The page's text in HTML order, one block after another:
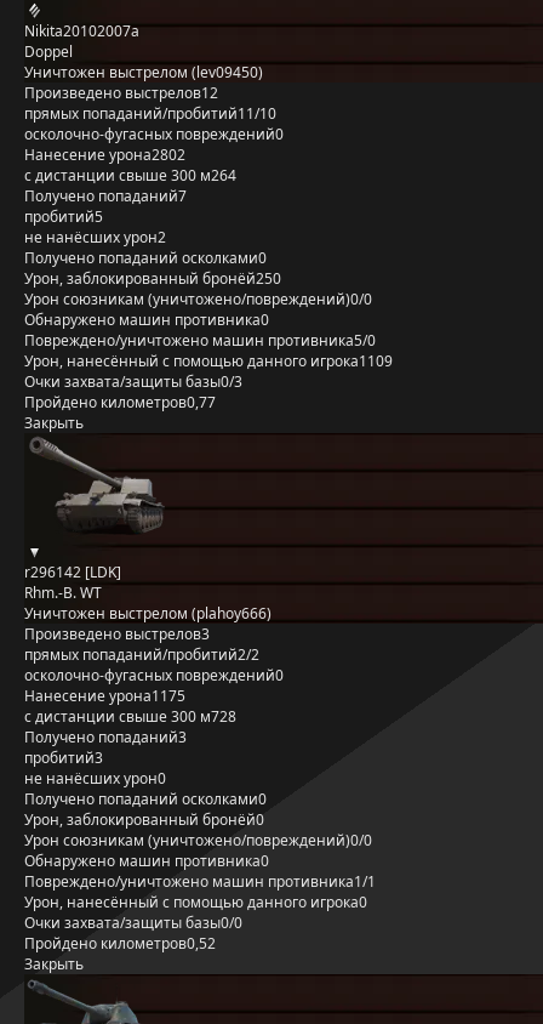
Nikita20102007a
Doppel
Уничтожен выстрелом (lev09450)
Произведено выстрелов12
прямых попаданий/пробитий11/10
осколочно-фугасных повреждений0
Нанесение урона2802
с дистанции свыше 300 м264
Получено попаданий7
пробитий5
не нанёсших урон2
Получено попаданий осколками0
Урон, заблокированный бронёй250
Урон союзникам (уничтожено/повреждений)0/0
Обнаружено машин противника0
Повреждено/уничтожено машин противника5/0
Урон, нанесённый с помощью данного игрока1109
Очки захвата/защиты базы0/3
Пройдено километров0,77
Закрыть
r296142 [LDK]
Rhm.-B. WT
Уничтожен выстрелом (plahoy666)
Произведено выстрелов3
прямых попаданий/пробитий2/2
осколочно-фугасных повреждений0
Нанесение урона1175
с дистанции свыше 300 м728
Получено попаданий3
пробитий3
не нанёсших урон0
Получено попаданий осколками0
Урон, заблокированный бронёй0
Урон союзникам (уничтожено/повреждений)0/0
Обнаружено машин противника0
Повреждено/уничтожено машин противника1/1
Урон, нанесённый с помощью данного игрока0
Очки захвата/защиты базы0/0
Пройдено километров0,52
Закрыть